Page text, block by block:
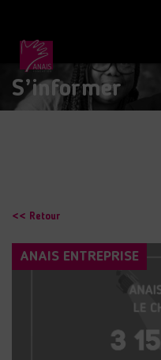
S’informer
<< Retour
ANAIS ENTREPRISE